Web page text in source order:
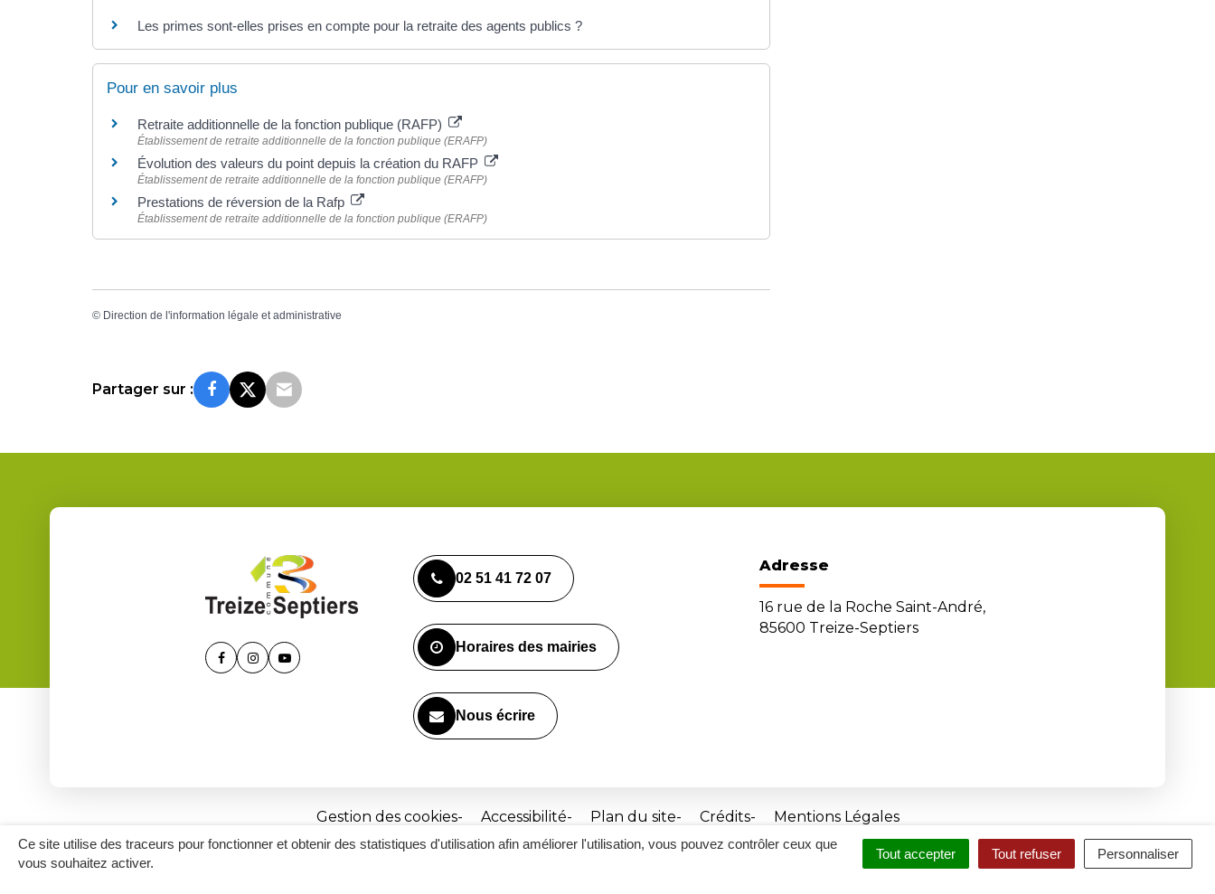
Ce site utilise des traceurs pour fonctionner et obtenir des statistiques d'utilisation afin améliorer l'utilisation, vous pouvez contrôler ceux que
vous souhaitez activer.
Tout accepter Tout refuser Personnaliser
Les primes sont-elles prises en compte pour la retraite des agents publics ?
Pour en savoir plus
Retraite additionnelle de la fonction publique (RAFP)
Établissement de retraite additionnelle de la fonction publique (ERAFP)
Évolution des valeurs du point depuis la création du RAFP
Établissement de retraite additionnelle de la fonction publique (ERAFP)
Prestations de réversion de la Rafp
Établissement de retraite additionnelle de la fonction publique (ERAFP)
© Direction de l'information légale et administrative
Partager sur :
Lien Lien Lien
02 51 41 72 07
Horaires des mairies
Nous écrire
Adresse
16 rue de la Roche Saint-André,
85600 Treize-Septiers
Gestion des cookies Accessibilité Plan du site Crédits Mentions Légales